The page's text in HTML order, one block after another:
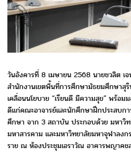
วันอังคารที่ 8 เมษายน 2568 นายชวลิต เ
สำนักงานเขตพื้นที่การศึกษามัธยมศึกษาสุ
เคลื่อนนโยบาย “เรียนดี มีความสุข”พร้อม
ดีแก่คณะอาจารย์และนักศึกษาฝึกประสบก
ศึกษา จาก 3 สถาบัน ประกอบด้วย มหาวิ
มหาสารคาม และมหาวิทยาลัยมหาจุฬาลง
รายณ ห้องประชุมเอราวัณ อาคารพญาค